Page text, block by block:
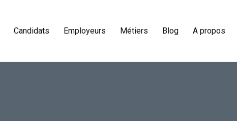
Candidats Employeurs Métiers Blog A propos